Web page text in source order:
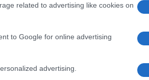
related to advertising like cookies on
to Google for online advertising
advertising.